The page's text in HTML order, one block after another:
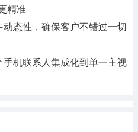
精准
态性，确保客户不错过一切
机联系人集成化到单一主视